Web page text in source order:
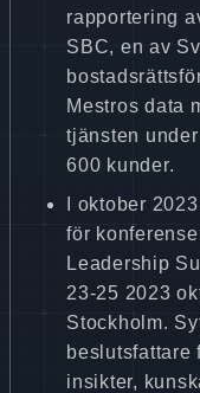
rapportering
SBC, en av
Mestros data
tjänsten
600 kunder.
I oktober
för
Leadership
23-25 2023
Stockholm.
beslutsfattare
insikter,